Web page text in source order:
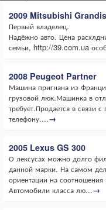
2009 Mitsubishi Grandis
Первый владелец.
Надёжно авто. Цена
семьи, http://39.com.ua
2008 Peugeot Partner
Машина пригнана из
грузовой люк.Машинка в
требует.Продается в связи
телефону....→
2005 Lexus GS 300
О лексусах можно долго
данной марки. На самом
ориентации на
Автомобили класса лю...→